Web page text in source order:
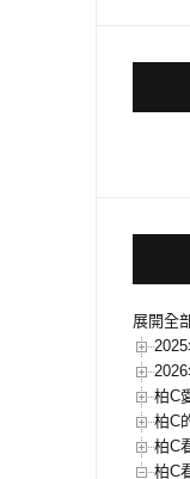
展開全
柏C
柏C
柏C
柏C